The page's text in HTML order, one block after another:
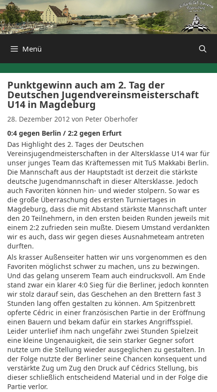
Zum
Inhalt
springen
Menü
Punktgewinn auch am 2. Tag der
Deutschen Jugendvereinsmeisterschaft
U14 in Magdeburg
28. Dezember 2012 von Peter Oberhofer
0:4 gegen Berlin / 2:2 gegen Erfurt
Das Highlight des 2. Tages der Deutschen
Vereinsjugendmeisterschaften in der Altersklasse U14 war für
unser junges Team das Kräftemessen mit TuS Makkabi Berlin.
Die Mannschaft aus der Hauptstadt ist derzeit die stärkste
deutsche Jugendmannschaft in dieser Altersklasse. Jedoch
auch Favoriten können hin- und wieder stolpern. So war es
die große Überraschung des ersten Turniertages in
Magdeburg, dass die mit Abstand stärkste Mannschaft unter
den 20 Teilnehmern, in den ersten beiden Runden jeweils mit
einem 2:2 zufrieden sein mußte. Diesem Umstand verdankten
wir es auch, dass wir gegen dieses Ausnahmeteam antreten
durften.
Als krasser Außenseiter hatten wir uns vorgenommen es den
Favoriten möglichst schwer zu machen, uns zu bezwingen.
Und das gelang unserem Team auch eindrucksvoll. Am Ende
stand zwar ein klarer 4:0 Sieg für die Berliner, jedoch konnten
wir stolz darauf sein, das Geschehen an den Brettern fast 3
Stunden lang offen gestalten zu können. Am Spitzenbrett
opferte Cédric in einer französischen Partie in der Eröffnung
einen Bauern und bekam dafür ein starkes Angriffsspiel.
Leider unterlief ihm nach ungefähr zwei Stunden Spielzeit
eine kleine Ungenauigkeit, die sein starker Gegner sofort
nutzte um die Stellung wieder ausgeglichen zu gestalten. In
der Folge nutzte der Berliner seine Chancen konsequent und
verstärkte Zug um Zug den Druck auf Cédrics Stellung, bis
dieser schließlich entscheidend Material und in der Folge die
Partie verlor.